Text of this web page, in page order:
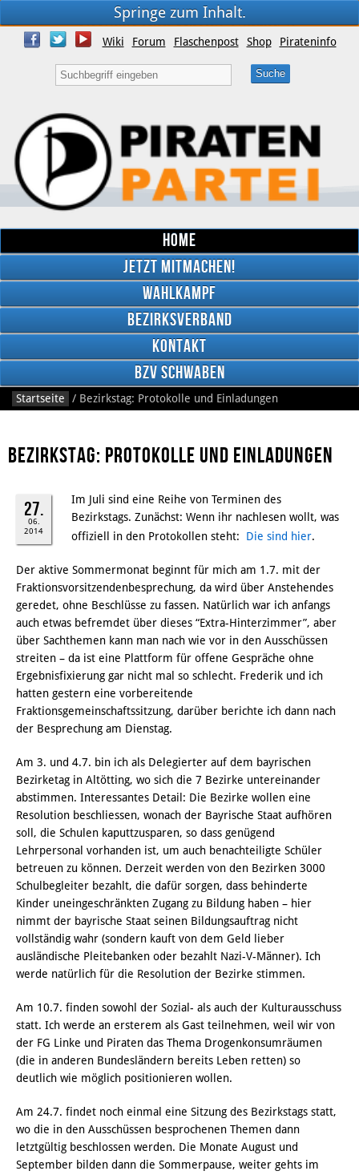
Springe zum Inhalt.
Wiki Forum Flaschenpost Shop Pirateninfo
Home
Jetzt mitmachen!
Wahlkampf
Bezirksverband
Kontakt
BzV Schwaben
Startseite / Bezirkstag: Protokolle und Einladungen
Bezirkstag: Protokolle und Einladungen
27.
06.
2014
Im Juli sind eine Reihe von Terminen des
Bezirkstags. Zunächst: Wenn ihr nachlesen wollt, was
offiziell in den Protokollen steht:
Die sind hier.
Der aktive Sommermonat beginnt für mich am 1.7. mit der
Fraktionsvorsitzendenbesprechung, da wird über Anstehendes
geredet, ohne Beschlüsse zu fassen. Natürlich war ich anfangs
auch etwas befremdet über dieses “Extra-Hinterzimmer”, aber
über Sachthemen kann man nach wie vor in den Ausschüssen
streiten – da ist eine Plattform für offene Gespräche ohne
Ergebnisfixierung gar nicht mal so schlecht. Frederik und ich
hatten gestern eine vorbereitende
Fraktionsgemeinschaftssitzung, darüber berichte ich dann nach
der Besprechung am Dienstag.
Am 3. und 4.7. bin ich als Delegierter auf dem bayrischen
Bezirketag in Altötting, wo sich die 7 Bezirke untereinander
abstimmen. Interessantes Detail: Die Bezirke wollen eine
Resolution beschliessen, wonach der Bayrische Staat aufhören
soll, die Schulen kaputtzusparen, so dass genügend
Lehrpersonal vorhanden ist, um auch benachteiligte Schüler
betreuen zu können. Derzeit werden von den Bezirken 3000
Schulbegleiter bezahlt, die dafür sorgen, dass behinderte
Kinder uneingeschränkten Zugang zu Bildung haben – hier
nimmt der bayrische Staat seinen Bildungsauftrag nicht
vollständig wahr (sondern kauft von dem Geld lieber
ausländische Pleitebanken oder bezahlt Nazi-V-Männer). Ich
werde natürlich für die Resolution der Bezirke stimmen.
Am 10.7. finden sowohl der Sozial- als auch der Kulturausschuss
statt. Ich werde an ersterem als Gast teilnehmen, weil wir von
der FG Linke und Piraten das Thema Drogenkonsumräumen
(die in anderen Bundesländern bereits Leben retten) so
deutlich wie möglich positionieren wollen.
Am 24.7. findet noch einmal eine Sitzung des Bezirkstags statt,
wo die in den Ausschüssen besprochenen Themen dann
letztgültig beschlossen werden. Die Monate August und
September bilden dann die Sommerpause, weiter gehts im